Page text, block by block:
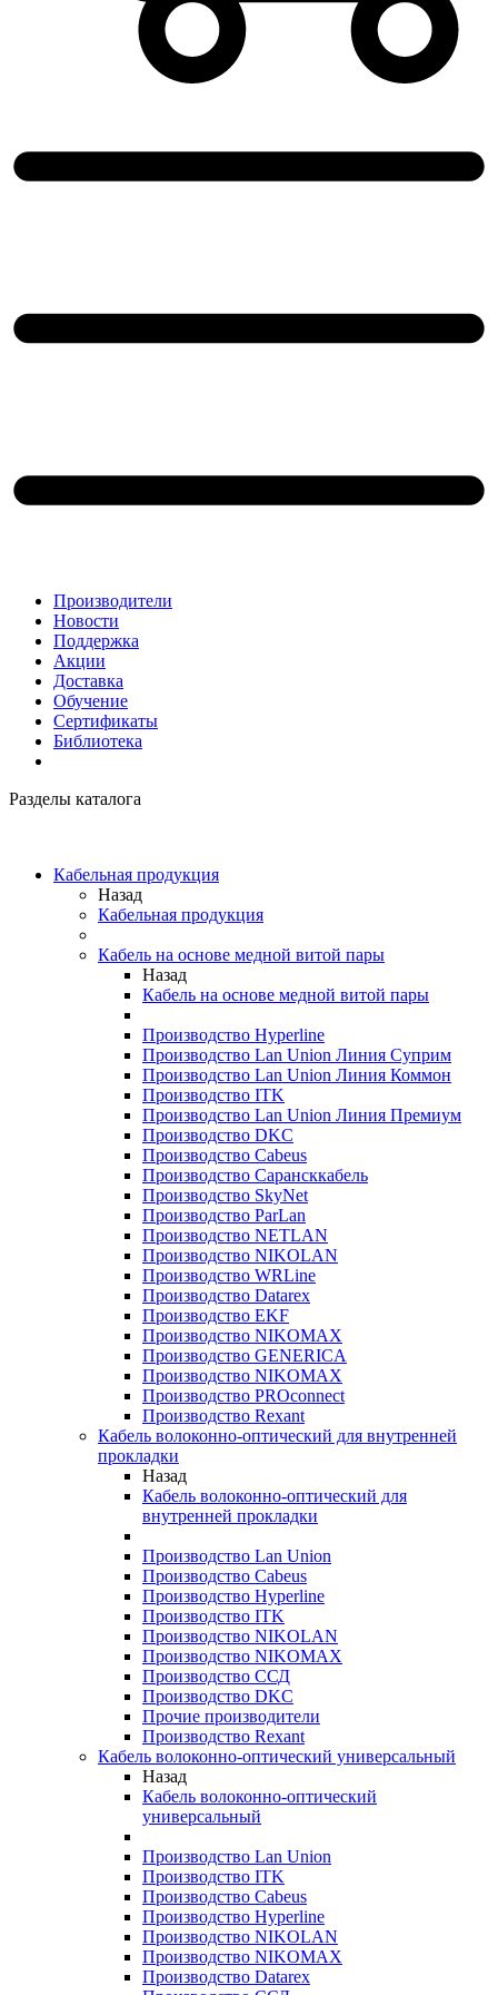
Производители
Новости
Поддержка
Акции
Доставка
Обучение
Сертификаты
Библиотека
Разделы каталога
Кабельная продукция
Назад
Кабельная продукция
Кабель на основе медной витой пары
Назад
Кабель на основе медной витой пары
Производство Hyperline
Производство Lan Union Линия Суприм
Производство Lan Union Линия Коммон
Производство ITK
Производство Lan Union Линия Премиум
Производство DKC
Производство Cabeus
Производство Сарансккабель
Производство SkyNet
Производство ParLan
Производство NETLAN
Производство NIKOLAN
Производство WRLine
Производство Datarex
Производство EKF
Производство NIKOMAX
Производство GENERICA
Производство NIKOMAX
Производство PROconnect
Производство Rexant
Кабель волоконно-оптический для внутренней
прокладки
Назад
Кабель волоконно-оптический для
внутренней прокладки
Производство Lan Union
Производство Cabeus
Производство Hyperline
Производство ITK
Производство NIKOLAN
Производство NIKOMAX
Производство ССД
Производство DKC
Прочие производители
Производство Rexant
Кабель волоконно-оптический универсальный
Назад
Кабель волоконно-оптический
универсальный
Производство Lan Union
Производство ITK
Производство Cabeus
Производство Hyperline
Производство NIKOLAN
Производство NIKOMAX
Производство Datarex